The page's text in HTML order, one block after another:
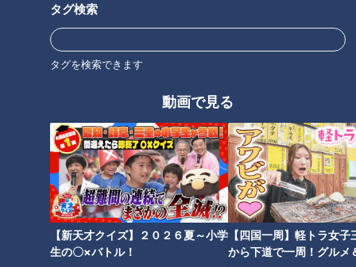
タグ検索
タグを検索できます
動画で見る
【新天才クイズ】２０２６夏～小学
生の〇×バトル！
【四国一周】軽トラ女子
から下道で一周！グルメ
-----------
この動画はCBCアナウンサーが、番組を離れて自由な立場で
撮影しているものでCBCテレビの意見を代弁しているもので
https://hicbc.com/tv/corporation/banshin/kijun.htm
この記事の画像を見る
この記事を見たあなたへのおすすめ